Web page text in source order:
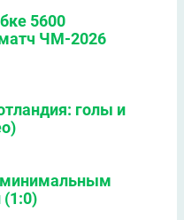
5600
матч ЧМ-2026
голы и
(1:0)